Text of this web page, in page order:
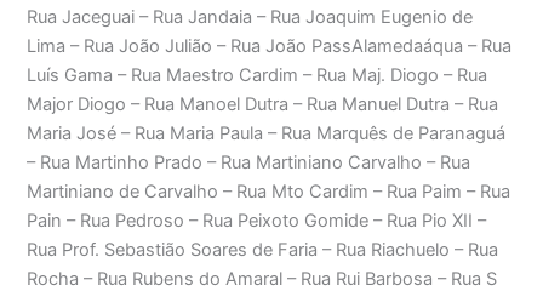
Rua Jaceguai – Rua Jandaia – Rua Joaquim Eugenio de
Lima – Rua João Julião – Rua João PassAlamedaáqua – Rua
Luís Gama – Rua Maestro Cardim – Rua Maj. Diogo – Rua
Major Diogo – Rua Manoel Dutra – Rua Manuel Dutra – Rua
Maria José – Rua Maria Paula – Rua Marquês de Paranaguá
– Rua Martinho Prado – Rua Martiniano Carvalho – Rua
Martiniano de Carvalho – Rua Mto Cardim – Rua Paim – Rua
Pain – Rua Pedroso – Rua Peixoto Gomide – Rua Pio XII –
Rua Prof. Sebastião Soares de Faria – Rua Riachuelo – Rua
Rocha – Rua Rubens do Amaral – Rua Rui Barbosa – Rua S